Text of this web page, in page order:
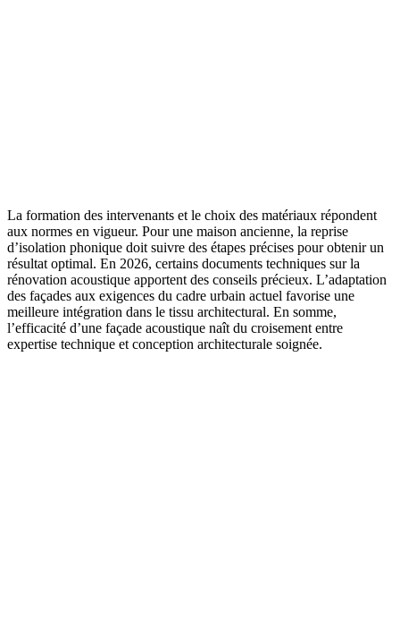
La formation des intervenants et le choix des matériaux répondent
aux normes en vigueur. Pour une maison ancienne, la reprise
d’isolation phonique doit suivre des étapes précises pour obtenir un
résultat optimal. En 2026, certains documents techniques sur la
rénovation acoustique apportent des conseils précieux. L’adaptation
des façades aux exigences du cadre urbain actuel favorise une
meilleure intégration dans le tissu architectural. En somme,
l’efficacité d’une façade acoustique naît du croisement entre
expertise technique et conception architecturale soignée.